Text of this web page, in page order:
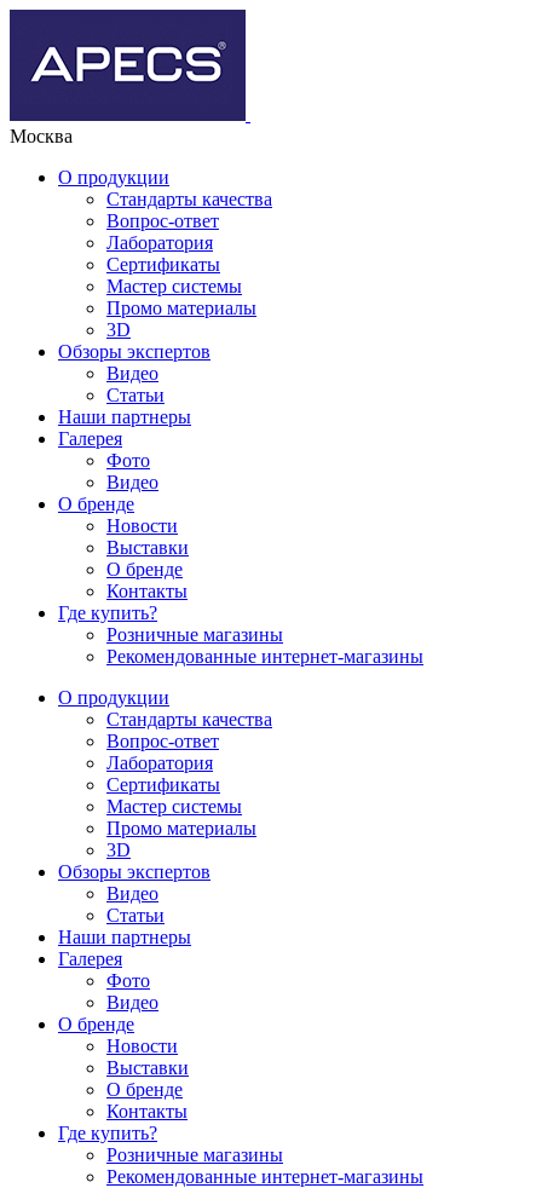
Москва
О продукции
Стандарты качества
Вопрос-ответ
Лаборатория
Сертификаты
Мастер системы
Промо материалы
3D
Обзоры экспертов
Видео
Статьи
Наши партнеры
Галерея
Фото
Видео
О бренде
Новости
Выставки
О бренде
Контакты
Где купить?
Розничные магазины
Рекомендованные интернет-магазины
О продукции
Стандарты качества
Вопрос-ответ
Лаборатория
Сертификаты
Мастер системы
Промо материалы
3D
Обзоры экспертов
Видео
Статьи
Наши партнеры
Галерея
Фото
Видео
О бренде
Новости
Выставки
О бренде
Контакты
Где купить?
Розничные магазины
Рекомендованные интернет-магазины